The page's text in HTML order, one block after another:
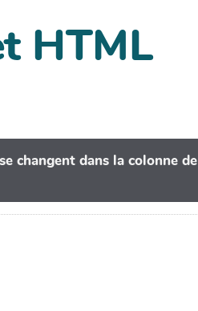
HTML
changent dans la colonne de